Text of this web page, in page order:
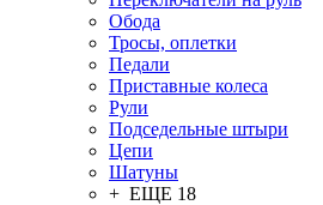
Обода
Тросы, оплетки
Педали
Приставные колеса
Рули
Подседельные штыри
Цепи
Шатуны
+ ЕЩЕ 18